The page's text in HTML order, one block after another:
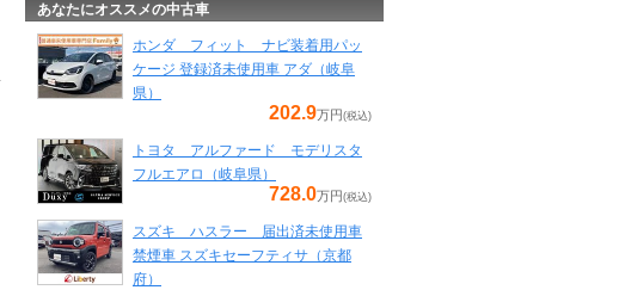
あなたにオススメの中古車
ホンダ フィット ナビ装着用パッ
ケージ 登録済未使用車 アダ（岐阜
県）
202.9万円(税込)
トヨタ アルファード モデリスタ
フルエアロ（岐阜県）
728.0万円(税込)
スズキ ハスラー 届出済未使用車
禁煙車 スズキセーフティサ（京都
府）